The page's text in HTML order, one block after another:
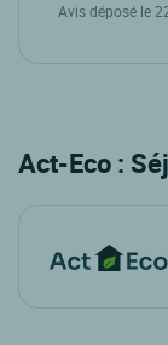
Avis déposé le
Act-Eco :